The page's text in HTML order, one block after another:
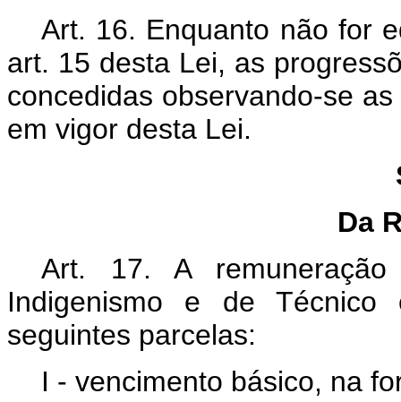
Art. 16. Enquanto não for
art. 15 desta Lei, as
concedidas observando-se
em vigor desta Lei.
Da
Art. 17. A
Indigenismo e de Técnico
seguintes parcelas:
I - vencimento básico, na